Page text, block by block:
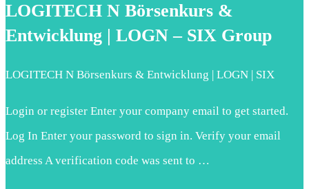
LOGITECH N Börsenkurs &
Entwicklung | LOGN – SIX Group
LOGITECH N Börsenkurs & Entwicklung | LOGN | SIX
Login or register Enter your company email to get started.
Log In Enter your password to sign in. Verify your email
address A verification code was sent to …